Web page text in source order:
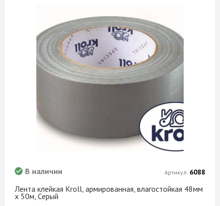
Лента клейкая Kroll, армированная, влагостойкая 48мм
х 50м, Серый
В наличии Артикул: 6088